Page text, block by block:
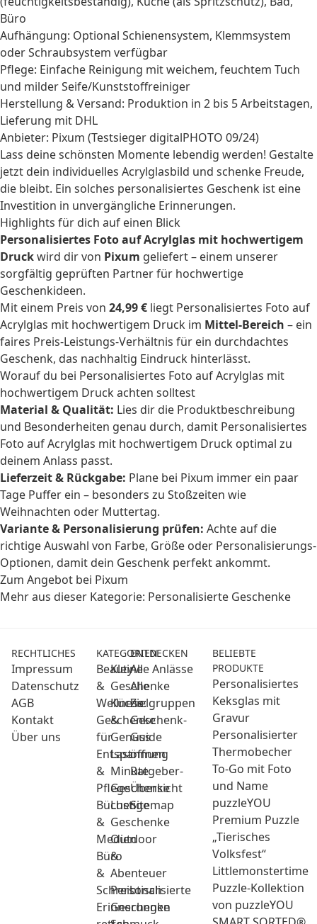
Büro
Aufhängung: Optional Schienensystem, Klemmsystem
oder Schraubsystem verfügbar
Pflege: Einfache Reinigung mit weichem, feuchtem Tuch
und milder Seife/Kunststoffreiniger
Herstellung & Versand: Produktion in 2 bis 5 Arbeitstagen,
Lieferung mit DHL
Anbieter: Pixum (Testsieger digitalPHOTO 09/24)
Lass deine schönsten Momente lebendig werden! Gestalte
jetzt dein individuelles Acrylglasbild und schenke Freude,
die bleibt. Ein solches personalisiertes Geschenk ist eine
Investition in unvergängliche Erinnerungen.
Highlights für dich auf einen Blick
Personalisiertes Foto auf Acrylglas mit hochwertigem
Druckwird dir von Pixum geliefert – einem unserer
sorgfältig geprüften Partner für hochwertige
Geschenkideen.
Mit einem Preis von 24,99 € liegt Personalisiertes Foto auf
Acrylglas mit hochwertigem Druck im Mittel-Bereich – ein
faires Preis-Leistungs-Verhältnis für ein durchdachtes
Geschenk, das nachhaltig Eindruck hinterlässt.
Worauf du bei Personalisiertes Foto auf Acrylglas mit
hochwertigem Druck achten solltest
Material & Qualität: Lies dir die Produktbeschreibung
und Besonderheiten genau durch, damit Personalisiertes
Foto auf Acrylglas mit hochwertigem Druck optimal zu
deinem Anlass passt.
Lieferzeit & Rückgabe: Plane bei Pixum immer ein paar
Tage Puffer ein – besonders zu Stoßzeiten wie
Weihnachten oder Muttertag.
Variante & Personalisierung prüfen: Achte auf die
richtige Auswahl von Farbe, Größe oder Personalisierungs-
Optionen, damit dein Geschenk perfekt ankommt.
Zum Angebot bei Pixum
Mehr aus dieser Kategorie: Personalisierte Geschenke
RECHTLICHES
Impressum
Datenschutz
AGB
Kontakt
Über uns
KATEGORIEN
Beauty
&
Wellness:
Geschenke
für
Entspannung
&
Pflege
Bücher
&
Medien
Büro
&
Schreibtisch
Erinnerungen
Kleine
Geschenke
Küche
&
Genuss
Last
Minute
Geschenke
Lustige
Geschenke
Outdoor
&
Abenteuer
Personalisierte
Geschenke
ENTDECKEN
Alle Anlässe
Alle
Zielgruppen
Geschenk-
Guide
öffnen
Ratgeber-
Übersicht
Sitemap
BELIEBTE
PRODUKTE
Personalisiertes
Keksglas mit
Gravur
Personalisierter
Thermobecher
To-Go mit Foto
und Name
puzzleYOU
Premium Puzzle
„Tierisches
Volksfest“
Littlemonstertime
Puzzle-Kollektion
von puzzleYOU